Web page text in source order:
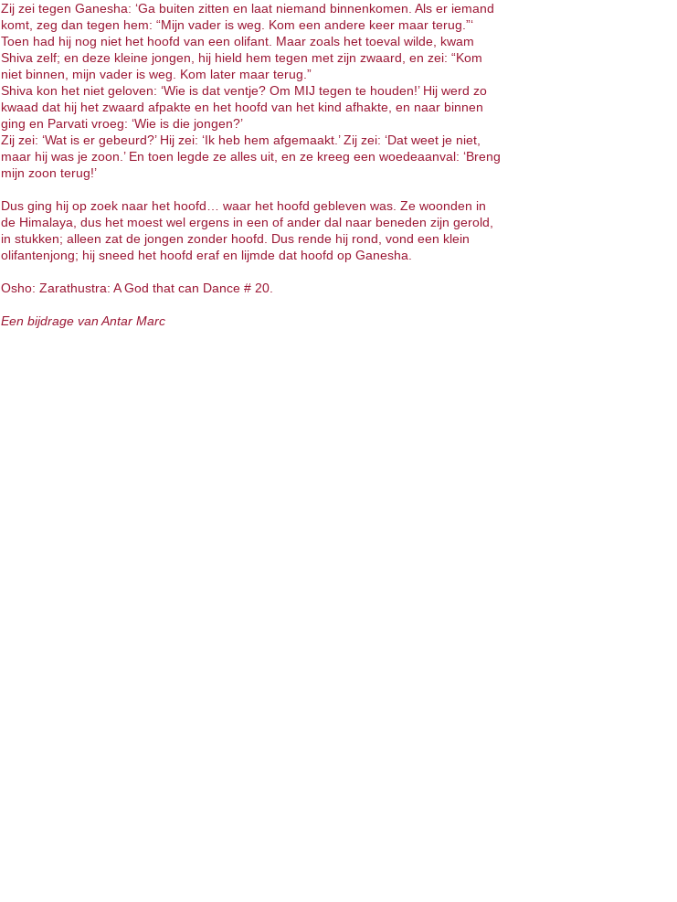
Zij zei tegen Ganesha: ‘Ga buiten zitten en laat niemand binnenkomen. Als er iemand
komt, zeg dan tegen hem: “Mijn vader is weg. Kom een andere keer maar terug.”‘
Toen had hij nog niet het hoofd van een olifant. Maar zoals het toeval wilde, kwam
Shiva zelf; en deze kleine jongen, hij hield hem tegen met zijn zwaard, en zei: “Kom
niet binnen, mijn vader is weg. Kom later maar terug.”
Shiva kon het niet geloven: ‘Wie is dat ventje? Om MIJ tegen te houden!’ Hij werd zo
kwaad dat hij het zwaard afpakte en het hoofd van het kind afhakte, en naar binnen
ging en Parvati vroeg: ‘Wie is die jongen?’
Zij zei: ‘Wat is er gebeurd?’ Hij zei: ‘Ik heb hem afgemaakt.’ Zij zei: ‘Dat weet je niet,
maar hij was je zoon.’ En toen legde ze alles uit, en ze kreeg een woedeaanval: ‘Breng
mijn zoon terug!’
Dus ging hij op zoek naar het hoofd… waar het hoofd gebleven was. Ze woonden in
de Himalaya, dus het moest wel ergens in een of ander dal naar beneden zijn gerold,
in stukken; alleen zat de jongen zonder hoofd. Dus rende hij rond, vond een klein
olifantenjong; hij sneed het hoofd eraf en lijmde dat hoofd op Ganesha.
Osho: Zarathustra: A God that can Dance # 20.
Een bijdrage van Antar Marc